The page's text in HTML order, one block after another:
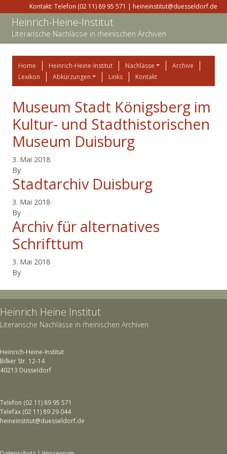
Kontakt: Telefon (02 11) 89 95 571 | heineinstitut@duesseldorf.de
Heinrich-Heine-Institut
Literarische Nachlässe in rheinischen Archiven
Home Heinrich-Heine-Institut Nachlässe
Archive
Lexikon
Abkürzungen Links Kontakt
Museum Stadt Königsberg im
Kultur- und Stadthistorischen
Museum Duisburg
3. Mai 2018
By
Stadtarchiv Duisburg
3. Mai 2018
By
Archiv für alternatives
Schrifttum
3. Mai 2018
By
Heinrich Heine Institut
Literarische Nachlässe in rheinischen Archiven
Heinrich-Heine-Institut
Bilker Str. 12-14
40213 Düsseldorf
Telefon (02 11) 89 95 571
Telefax (02 11) 89 29 044
heineinstitut@duesseldorf.de